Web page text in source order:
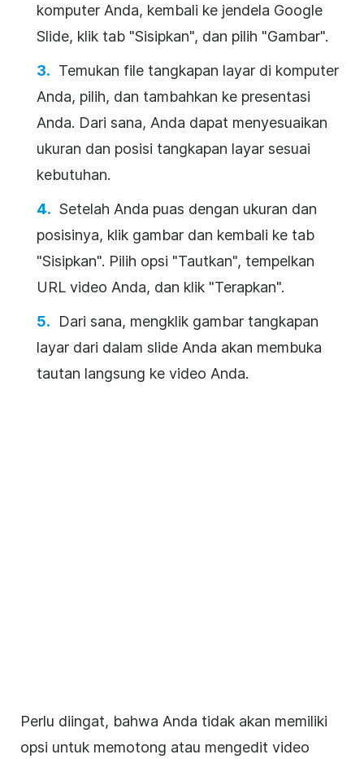
komputer Anda, kembali ke jendela Google
Slide, klik tab "Sisipkan", dan pilih "Gambar".
Temukan file tangkapan layar di komputer
Anda, pilih, dan tambahkan ke presentasi
Anda. Dari sana, Anda dapat menyesuaikan
ukuran dan posisi tangkapan layar sesuai
kebutuhan.
Setelah Anda puas dengan ukuran dan
posisinya, klik gambar dan kembali ke tab
"Sisipkan". Pilih opsi "Tautkan", tempelkan
URL video Anda, dan klik "Terapkan".
Dari sana, mengklik gambar tangkapan
layar dari dalam slide Anda akan membuka
tautan langsung ke video Anda.
Perlu diingat, bahwa Anda tidak akan memiliki
opsi untuk memotong atau mengedit video